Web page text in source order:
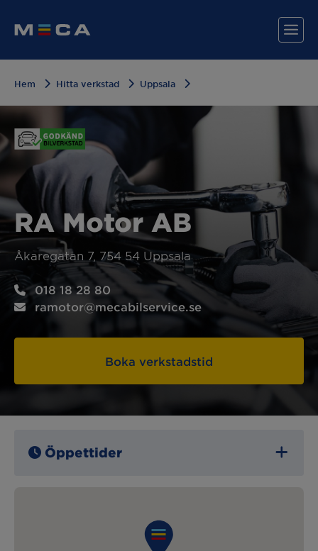
Hitta din verkstad
Våra tjänster
Varför MECA?
Hem Hitta verkstad Uppsala
RA Motor AB
Åkaregatan 7, 754 54 Uppsala
018 18 28 80
ramotor@mecabilservice.se
Boka verkstadstid
Öppettider
07:00 – 17:00
07:00 – 17:00